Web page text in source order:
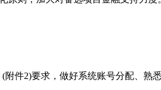
件2)要求，做好系统账号分配、熟